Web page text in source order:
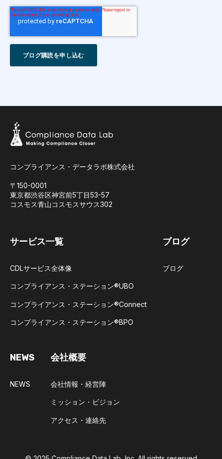
コンプライアンス・データラボ株式会社
〒150-0001
東京都渋谷区神宮前5丁目53-57
コスモス青山コスモスサウス302
サービス一覧
CDLサービス全体像
コンプライアンス・ステーション®UBO​
コンプライアンス・ステーション®Connect​
コンプライアンス・ステーション®BPO​
ブログ
ブログ
NEWS
NEWS
会社概要
会社情報・経営陣
ミッション・ビジョン
アクセス・連絡先